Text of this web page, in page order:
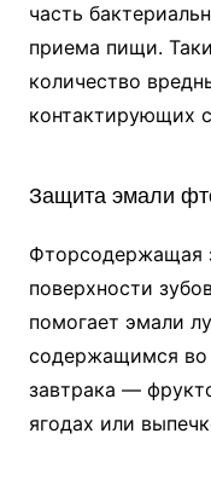
часть
приема пищи.
количество
контактирующих
Защита эмали
Фторсодержащая
поверхности
помогает эмали
содержащимся во
завтрака —
ягодах или